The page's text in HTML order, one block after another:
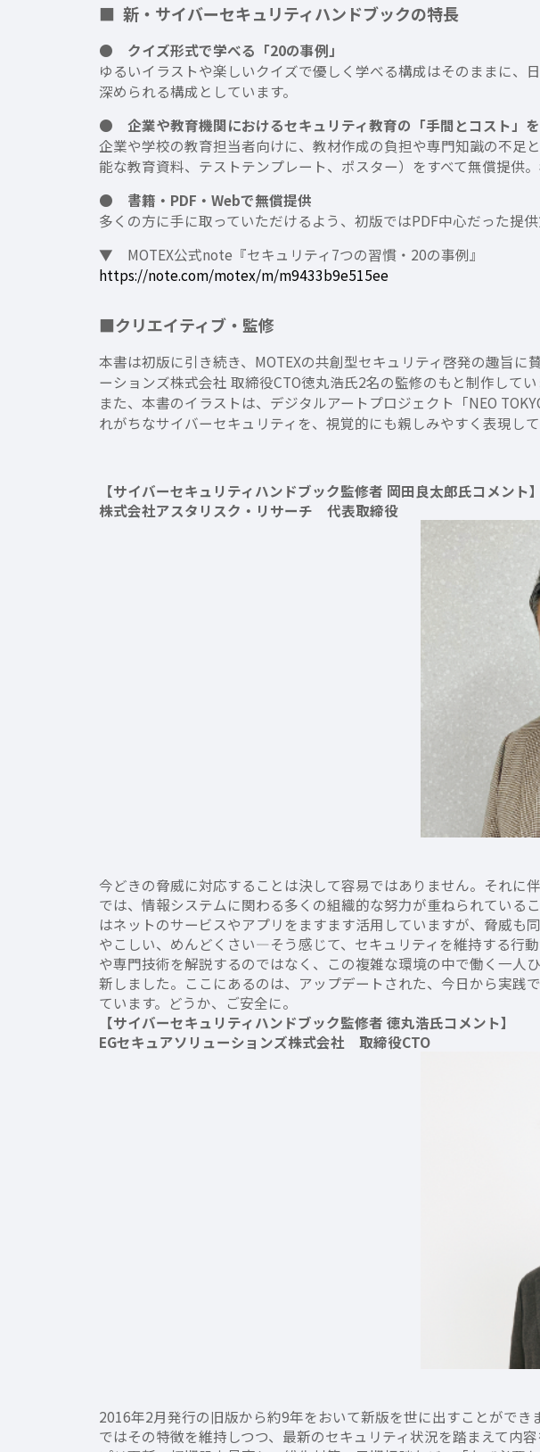
■ 新・サイバーセキュリティハンドブックの特長
● クイズ形式で学べる「20の事例」
ゆるいイラストや楽しいクイズで優しく学べる構成はそのままに
深められる構成としています。
● 企業や教育機関におけるセキュリティ教育の「手間とコスト」
企業や学校の教育担当者向けに、教材作成の負担や専門知識の不
能な教育資料、テストテンプレート、ポスター）をすべて無償提供
● 書籍・PDF・Webで無償提供
多くの方に手に取っていただけるよう、初版ではPDF中心だった提
▼ MOTEX公式note『セキュリティ7つの習慣・20の事例』
https://note.com/motex/m/m9433b9e515ee
■クリエイティブ・監修
本書は初版に引き続き、MOTEXの共創型セキュリティ啓発の趣旨
ーションズ株式会社 取締役CTO徳丸浩氏2名の監修のもと制作してい
また、本書のイラストは、デジタルアートプロジェクト「NEO
れがちなサイバーセキュリティを、視覚的にも親しみやすく表現して
【サイバーセキュリティハンドブック監修者 岡田良太郎氏コメント】
株式会社アスタリスク・リサーチ 代表取締役
今どきの脅威に対応することは決して容易ではありません。それ
では、情報システムに関わる多くの組織的な努力が重ねられている
はネットのサービスやアプリをますます活用していますが、脅威
やこしい、めんどくさい―そう感じて、セキュリティを維持する行
や専門技術を解説するのではなく、この複雑な環境の中で働く一
新しました。ここにあるのは、アップデートされた、今日から実践
ています。どうか、ご安全に。
【サイバーセキュリティハンドブック監修者 徳丸浩氏コメント】
EGセキュアソリューションズ株式会社 取締役CTO
2016年2月発行の旧版から約9年をおいて新版を世に出すことがで
ではその特徴を維持しつつ、最新のセキュリティ状況を踏まえて内